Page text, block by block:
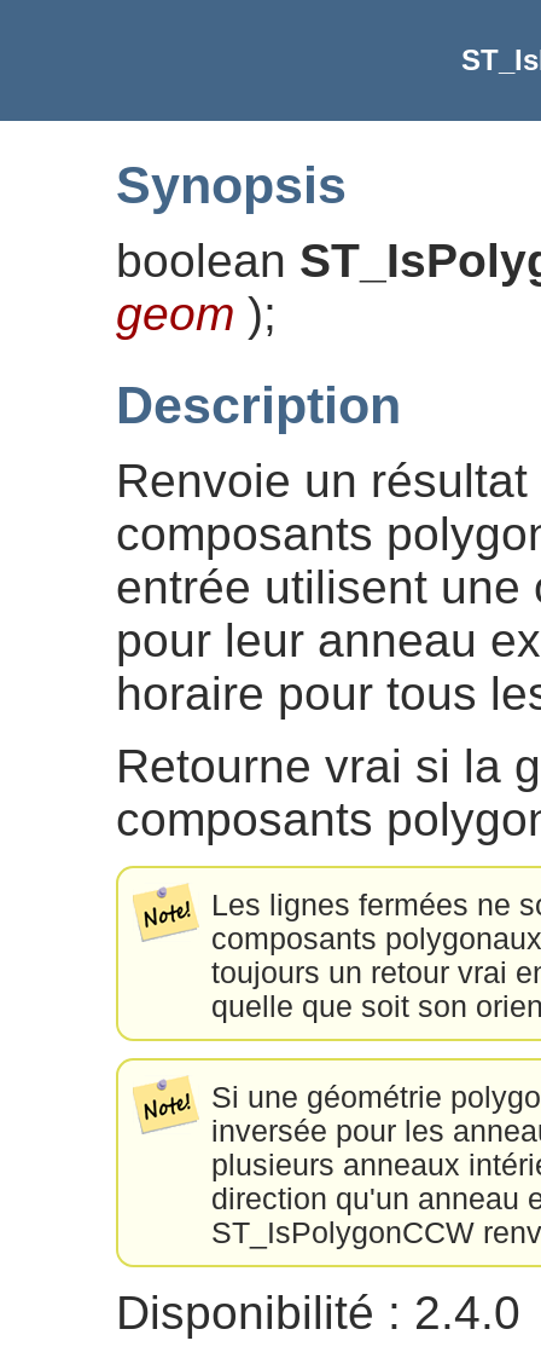
Synopsis
boolean
geom );
Description
Renvoie un
composants
entrée utilisent une
pour leur anneau
horaire pour tous
Retourne vrai si la
composants
Les lignes fermées ne
composants
toujours un retour vrai
quelle que soit son
Si une géométrie
inversée pour les
plusieurs anneaux
direction qu'un anneau
ST_IsPolygonCCW
Disponibilité : 2.4.0